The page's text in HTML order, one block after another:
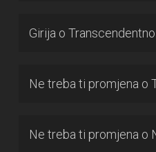
Girija o Transcendentno
Ne treba ti promjena o
Ne treba ti promjena o